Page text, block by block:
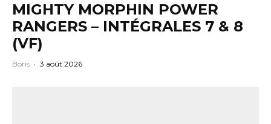
MIGHTY MORPHIN POWER
RANGERS – INTÉGRALES 7 & 8
(VF)
Boris · 3 août 2026